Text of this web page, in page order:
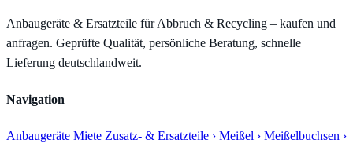
Anbaugeräte & Ersatzteile für Abbruch & Recycling – kaufen und
anfragen. Geprüfte Qualität, persönliche Beratung, schnelle
Lieferung deutschlandweit.
Navigation
Anbaugeräte Miete Zusatz- & Ersatzteile › Meißel › Meißelbuchsen ›